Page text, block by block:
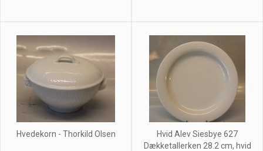
Hvedekorn - Thorkild Olsen
Hvid Alev Siesbye 627
Dækketallerken 28.2 cm, hvid